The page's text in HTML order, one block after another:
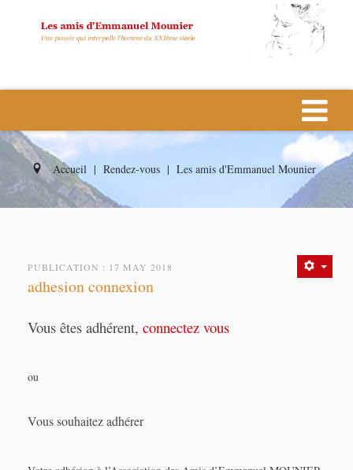
Accueil | Rendez-vous | Les amis d'Emmanuel Mounier
PUBLICATION : 17 MAY 2018
adhesion connexion
Vous êtes adhérent, connectez vous
ou
Vous souhaitez adhérer